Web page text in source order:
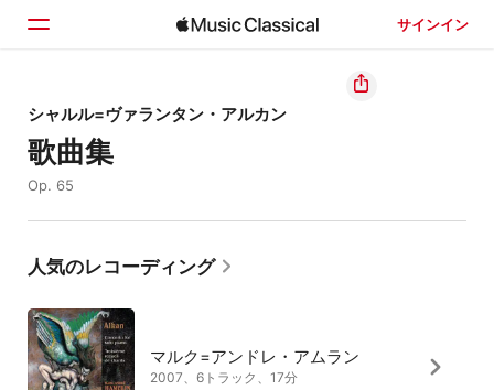
サインイン
ホーム
見つける
シャルル=ヴァランタン・アルカン
歌曲集
Op. 65
人気のレコーディング
マルク=アンドレ・アムラン
2007、6トラック、17分